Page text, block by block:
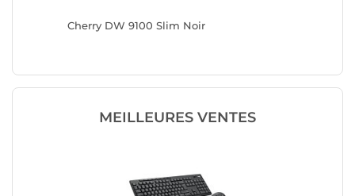
Cherry DW 9100 Slim Noir
MEILLEURES VENTES